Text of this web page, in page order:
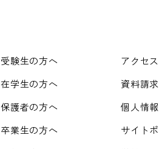
受験生の方へ
在学生の方へ
保護者の方へ
卒業生の方へ
アクセス
資料請
個人情
サイト